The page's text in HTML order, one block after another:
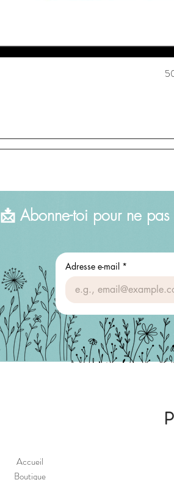
📩 Abonne-toi pour ne pas
Adresse e-mail *
Accueil
Boutique